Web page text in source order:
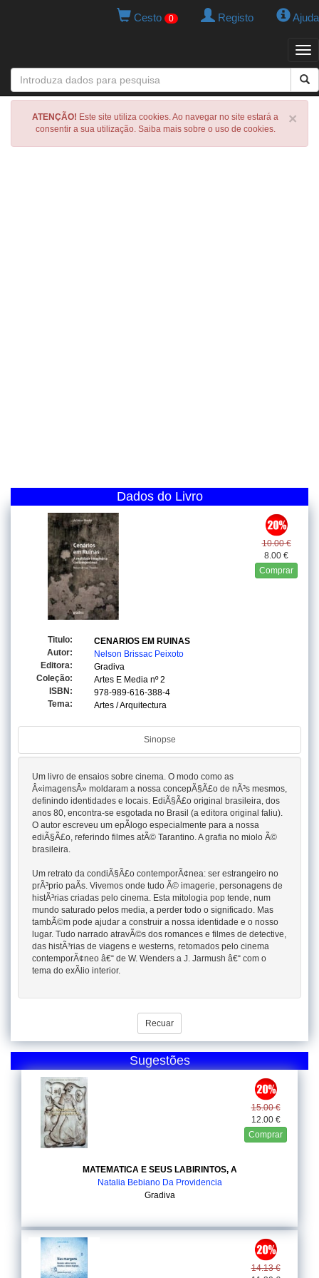
Cesto 0 Registo Ajuda
×
ATENÇÃO! Este site utiliza cookies. Ao navegar no site estará a
consentir a sua utilização. Saiba mais sobre o uso de cookies.
Dados do Livro
10.00 €
8.00 €
Comprar
Titulo:
CENARIOS EM RUINAS
Autor:
Nelson Brissac Peixoto
Editora:
Gradiva
Coleção:
Artes E Media nº 2
ISBN:
978-989-616-388-4
Tema:
Artes / Arquitectura
Sinopse
Um livro de ensaios sobre cinema. O modo como as
Â«imagensÂ» moldaram a nossa concepÃ§Ã£o de nÃ³s mesmos,
definindo identidades e locais. EdiÃ§Ã£o original brasileira, dos
anos 80, encontra-se esgotada no Brasil (a editora original faliu).
O autor escreveu um epÃ­logo especialmente para a nossa
ediÃ§Ã£o, referindo filmes atÃ© Tarantino. A grafia no miolo Ã©
brasileira.
Um retrato da condiÃ§Ã£o contemporÃ¢nea: ser estrangeiro no
prÃ³prio paÃ­s. Vivemos onde tudo Ã© imagerie, personagens de
histÃ³rias criadas pelo cinema. Esta mitologia pop tende, num
mundo saturado pelos media, a perder todo o significado. Mas
tambÃ©m pode ajudar a construir a nossa identidade e o nosso
lugar. Tudo narrado atravÃ©s dos romances e filmes de detective,
das histÃ³rias de viagens e westerns, retomados pelo cinema
contemporÃ¢neo â€“ de W. Wenders a J. Jarmush â€“ com o
tema do exÃ­lio interior.
Recuar
Sugestões
15.00 €
12.00 €
Comprar
MATEMATICA E SEUS LABIRINTOS, A
Natalia Bebiano Da Providencia
Gradiva
14.13 €